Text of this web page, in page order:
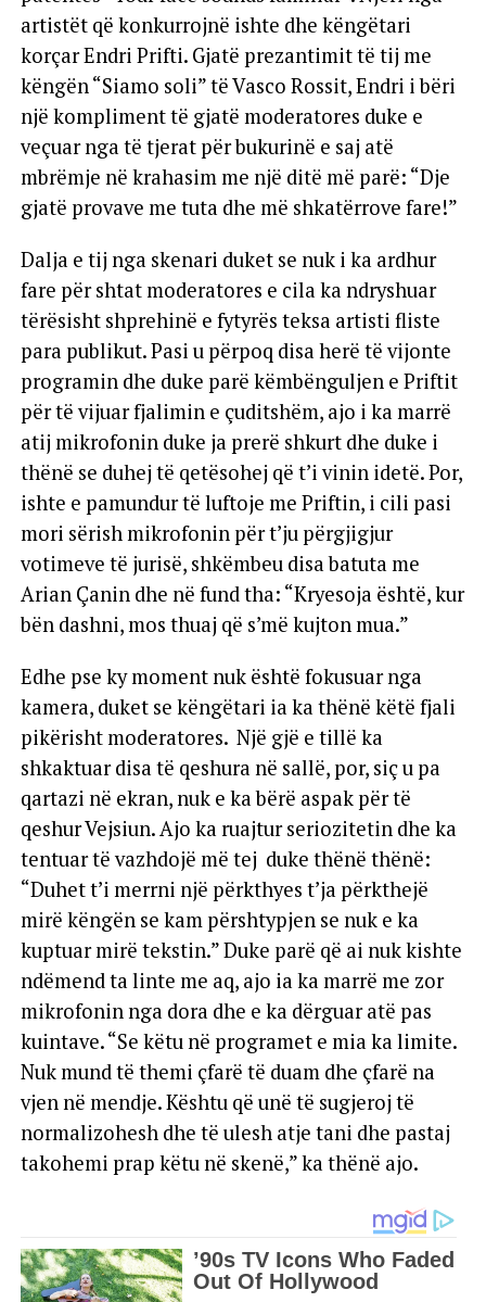
artistët që konkurrojnë ishte dhe këngëtari
korçar Endri Prifti. Gjatë prezantimit të tij me
këngën “Siamo soli” të Vasco Rossit, Endri i bëri
një kompliment të gjatë moderatores duke e
veçuar nga të tjerat për bukurinë e saj atë
mbrëmje në krahasim me një ditë më parë: “Dje
gjatë provave me tuta dhe më shkatërrove fare!”
Dalja e tij nga skenari duket se nuk i ka ardhur
fare për shtat moderatores e cila ka ndryshuar
tërësisht shprehinë e fytyrës teksa artisti fliste
para publikut. Pasi u përpoq disa herë të vijonte
programin dhe duke parë këmbënguljen e Priftit
për të vijuar fjalimin e çuditshëm, ajo i ka marrë
atij mikrofonin duke ja prerë shkurt dhe duke i
thënë se duhej të qetësohej që t’i vinin idetë. Por,
ishte e pamundur të luftoje me Priftin, i cili pasi
mori sërish mikrofonin për t’ju përgjigjur
votimeve të jurisë, shkëmbeu disa batuta me
Arian Çanin dhe në fund tha: “Kryesoja është, kur
bën dashni, mos thuaj që s’më kujton mua.”
Edhe pse ky moment nuk është fokusuar nga
kamera, duket se këngëtari ia ka thënë këtë fjali
pikërisht moderatores. Një gjë e tillë ka
shkaktuar disa të qeshura në sallë, por, siç u pa
qartazi në ekran, nuk e ka bërë aspak për të
qeshur Vejsiun. Ajo ka ruajtur seriozitetin dhe ka
tentuar të vazhdojë më tej duke thënë thënë:
“Duhet t’i merrni një përkthyes t’ja përkthejë
mirë këngën se kam përshtypjen se nuk e ka
kuptuar mirë tekstin.” Duke parë që ai nuk kishte
ndëmend ta linte me aq, ajo ia ka marrë me zor
mikrofonin nga dora dhe e ka dërguar atë pas
kuintave. “Se këtu në programet e mia ka limite.
Nuk mund të themi çfarë të duam dhe çfarë na
vjen në mendje. Kështu që unë të sugjeroj të
normalizohesh dhe të ulesh atje tani dhe pastaj
takohemi prap këtu në skenë,” ka thënë ajo.